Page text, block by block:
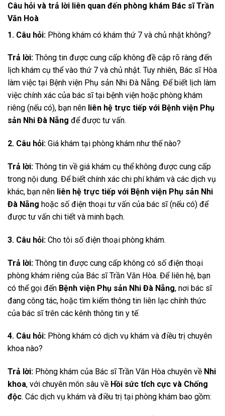
Câu hỏi và trả lời liên quan đến phòng khám Bác sĩ Trần
Văn Hoà
1. Câu hỏi: Phòng khám có khám thứ 7 và chủ nhật không?
Trả lời: Thông tin được cung cấp không đề cập rõ ràng đến
lịch khám cụ thể vào thứ 7 và chủ nhật. Tuy nhiên, Bác sĩ Hòa
làm việc tại Bệnh viện Phụ sản Nhi Đà Nẵng. Để biết lịch làm
việc chính xác của bác sĩ tại bệnh viện hoặc phòng khám
riêng (nếu có), bạn nên liên hệ trực tiếp với Bệnh viện Phụ
sản Nhi Đà Nẵng để được tư vấn.
2. Câu hỏi: Giá khám tại phòng khám như thế nào?
Trả lời: Thông tin về giá khám cụ thể không được cung cấp
trong nội dung. Để biết chính xác chi phí khám và các dịch vụ
khác, bạn nên liên hệ trực tiếp với Bệnh viện Phụ sản Nhi
Đà Nẵng hoặc số điện thoại tư vấn của bác sĩ (nếu có) để
được tư vấn chi tiết và minh bạch.
3. Câu hỏi: Cho tôi số điện thoại phòng khám.
Trả lời: Thông tin được cung cấp không có số điện thoại
phòng khám riêng của Bác sĩ Trần Văn Hòa. Để liên hệ, bạn
có thể gọi đến Bệnh viện Phụ sản Nhi Đà Nẵng, nơi bác sĩ
đang công tác, hoặc tìm kiếm thông tin liên lạc chính thức
của bác sĩ trên các kênh thông tin y tế.
4. Câu hỏi: Phòng khám có dịch vụ khám và điều trị chuyên
khoa nào?
Trả lời: Phòng khám của Bác sĩ Trần Văn Hòa chuyên về Nhi
khoa, với chuyên môn sâu về Hồi sức tích cực và Chống
độc. Các dịch vụ khám và điều trị tại phòng khám bao gồm: